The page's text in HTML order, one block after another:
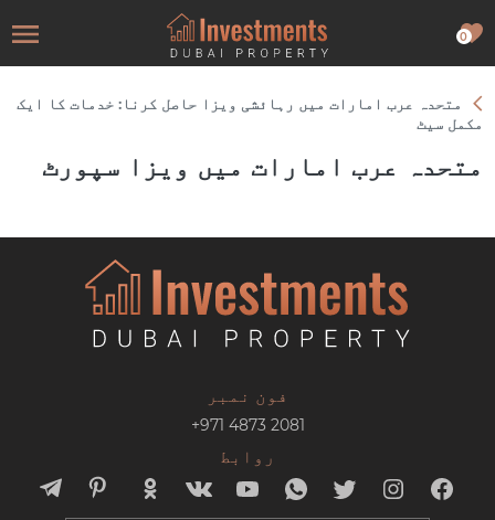
0
متحدہ عرب امارات میں رہائشی ویزا حاصل کرنا: خدمات کا ایک
مکمل سیٹ
متحدہ عرب امارات میں ویزا سپورٹ
فون نمبر
+971 4873 2081
روابط